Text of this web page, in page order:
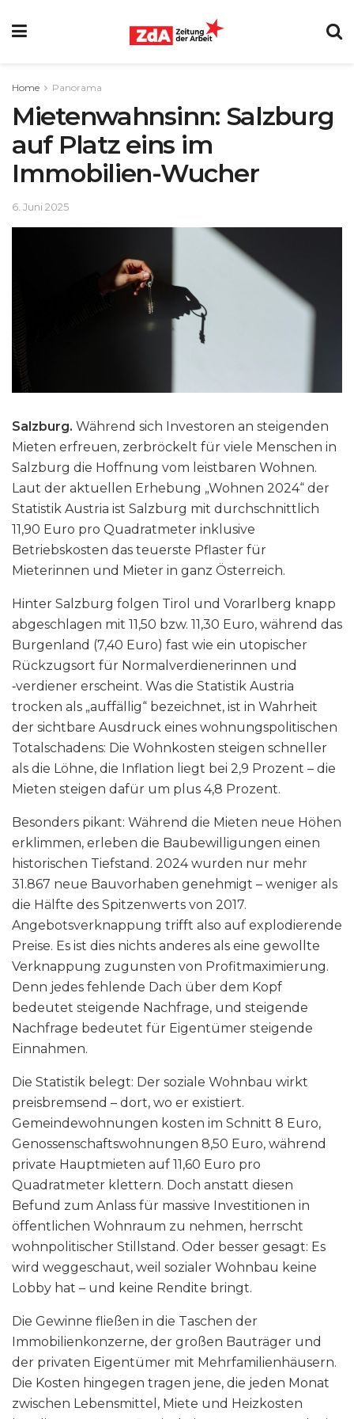
Home Panorama
Mietenwahnsinn: Salzburg
auf Platz eins im
Immobilien-Wucher
6. Juni 2025
Salzburg. Während sich Investoren an steigenden
Mieten erfreuen, zerbröckelt für viele Menschen in
Salzburg die Hoffnung vom leistbaren Wohnen.
Laut der aktuellen Erhebung „Wohnen 2024“ der
Statistik Austria ist Salzburg mit durchschnittlich
11,90 Euro pro Quadratmeter inklusive
Betriebskosten das teuerste Pflaster für
Mieterinnen und Mieter in ganz Österreich.
Hinter Salzburg folgen Tirol und Vorarlberg knapp
abgeschlagen mit 11,50 bzw. 11,30 Euro, während das
Burgenland (7,40 Euro) fast wie ein utopischer
Rückzugsort für Normalverdienerinnen und
‑verdiener erscheint. Was die Statistik Austria
trocken als „auffällig“ bezeichnet, ist in Wahrheit
der sichtbare Ausdruck eines wohnungspolitischen
Totalschadens: Die Wohnkosten steigen schneller
als die Löhne, die Inflation liegt bei 2,9 Prozent – die
Mieten steigen dafür um plus 4,8 Prozent.
Besonders pikant: Während die Mieten neue Höhen
erklimmen, erleben die Baubewilligungen einen
historischen Tiefstand. 2024 wurden nur mehr
31.867 neue Bauvorhaben genehmigt – weniger als
die Hälfte des Spitzenwerts von 2017.
Angebotsverknappung trifft also auf explodierende
Preise. Es ist dies nichts anderes als eine gewollte
Verknappung zugunsten von Profitmaximierung.
Denn jedes fehlende Dach über dem Kopf
bedeutet steigende Nachfrage, und steigende
Nachfrage bedeutet für Eigentümer steigende
Einnahmen.
Die Statistik belegt: Der soziale Wohnbau wirkt
preisbremsend – dort, wo er existiert.
Gemeindewohnungen kosten im Schnitt 8 Euro,
Genossenschaftswohnungen 8,50 Euro, während
private Hauptmieten auf 11,60 Euro pro
Quadratmeter klettern. Doch anstatt diesen
Befund zum Anlass für massive Investitionen in
öffentlichen Wohnraum zu nehmen, herrscht
wohnpolitischer Stillstand. Oder besser gesagt: Es
wird weggeschaut, weil sozialer Wohnbau keine
Lobby hat – und keine Rendite bringt.
Die Gewinne fließen in die Taschen der
Immobilienkonzerne, der großen Bauträger und
der privaten Eigentümer mit Mehrfamilienhäusern.
Die Kosten hingegen tragen jene, die jeden Monat
zwischen Lebensmittel, Miete und Heizkosten